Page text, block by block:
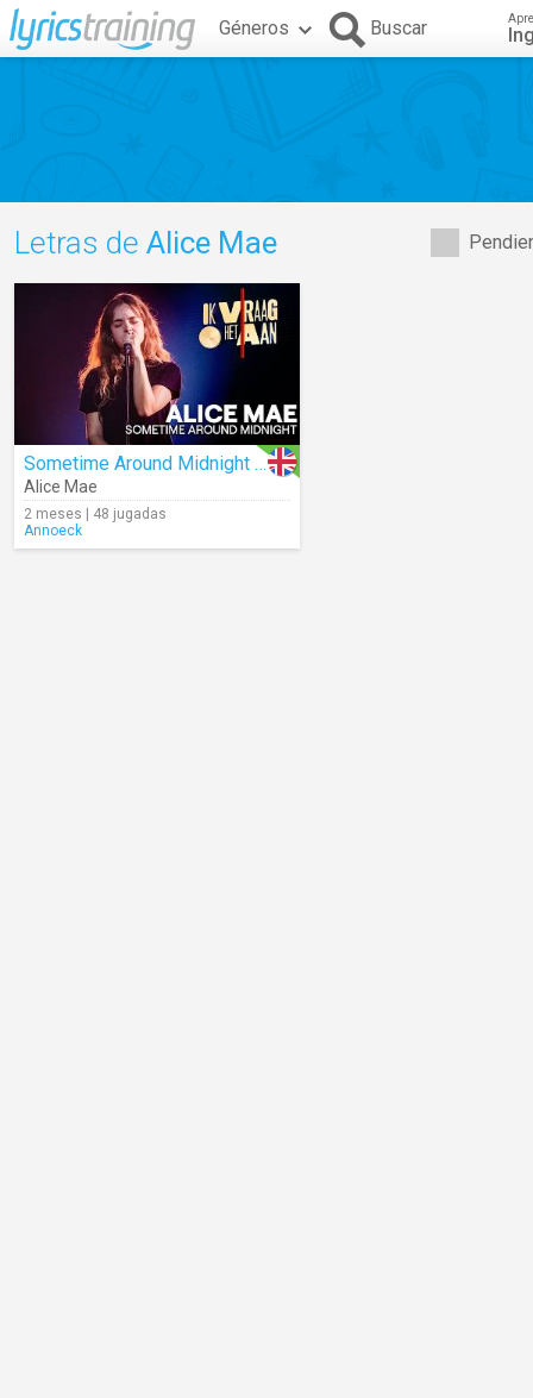
Géneros Buscar
Letras de Alice Mae
Sometime Around Midnight (Cover)
Alice Mae
2 meses | 48 jugadas
Annoeck